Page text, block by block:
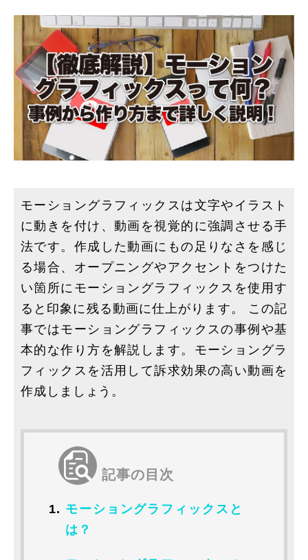
モーショングラフィックスは文字やイラスト
に動きを付け、動画を視覚的に強調させる手
法です。作成した動画にもの足りなさを感じ
る場合、オープニングやアクセントをつけた
い箇所にモーショングラフィックスを使用す
ると印象に残る動画に仕上がります。 この記
事ではモーショングラフィックスの事例や基
本的な作り方を解説します。モーショングラ
フィックスを活用して訴求効果の高い動画を
作成しましょう。
記事の目次
モーショングラフィックスと
は？